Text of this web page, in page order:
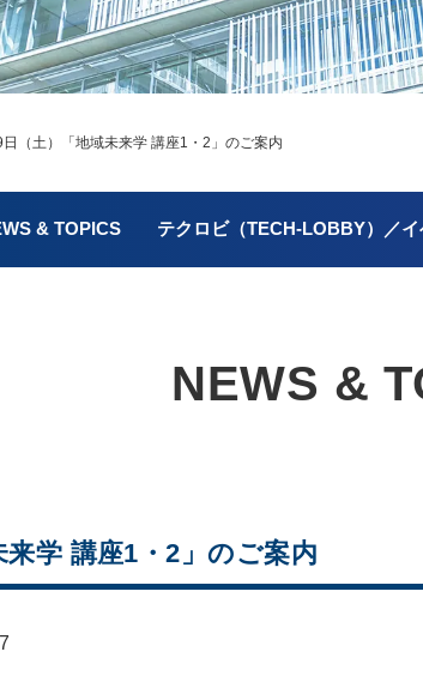
土）「地域未来学 講座1・2」のご案内
& TOPICS テクロビ（TECH-LOBBY）／イ
NEWS &
学 講座1・2」のご案内